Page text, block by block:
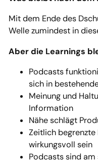
Mit dem Ende des
Welle zumindest in
Aber die Learnings
Podcasts
sich in
Meinung und
Information
Nähe schlägt
Zeitlich
wirkungsvoll sein
Podcasts sind am